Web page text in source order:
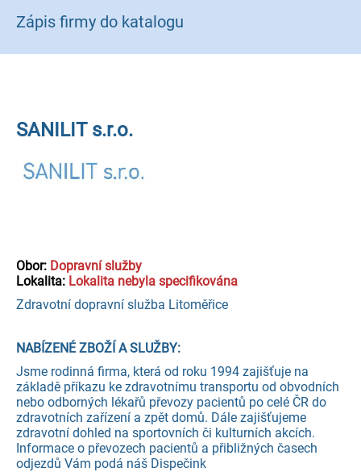
Zápis firmy do katalogu
SANILIT s.r.o.
Obor: Dopravní služby
Lokalita: Lokalita nebyla specifikována
Zdravotní dopravní služba Litoměřice
NABÍZENÉ ZBOŽÍ A SLUŽBY:
Jsme rodinná firma, která od roku 1994 zajišťuje na
základě příkazu ke zdravotnímu transportu od obvodních
nebo odborných lékařů převozy pacientů po celé ČR do
zdravotních zařízení a zpět domů. Dále zajišťujeme
zdravotní dohled na sportovních či kulturních akcích.
Informace o převozech pacientů a přibližných časech
odjezdů Vám podá náš Dispečink